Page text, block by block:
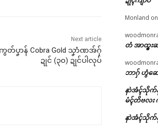
Next article
တ်ပၞာန် Cobra Gold သၞာံဏအ်ဂှ်
ဍုင် (၃၀) ဍုင်ပါလုပ်
Monland on
တံ အာထ္ၜး
ဘာဂှ် ဟွံဆေ
နာဲအံၚ်သိုက်
မံၚ်တိဗလး
နာဲအံၚ်သိုက်